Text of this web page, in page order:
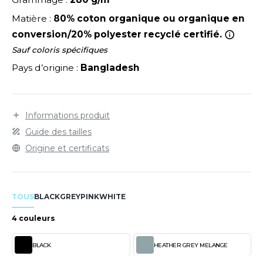
IN EUROPE
LABEL / TEAR AWAY
SHOPPING
ROW
OF THE LOOM
OF THE LOOM VINTAGE
Matière : 80% coton organique ou organique en
conversion/20% polyester recyclé certifié.
Sauf coloris spécifiques
Pays d’origine : Bangladesh
Informations produit
Guide des tailles
Origine et certificats
TOUSBLACKGREYPINKWHITE
4 couleurs
BLACK HEATHER GREY MELANGE